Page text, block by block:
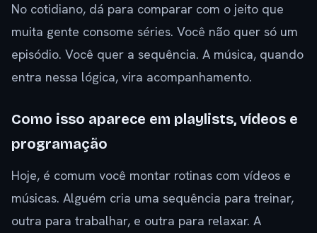
No cotidiano, dá para comparar com o jeito que
muita gente consome séries. Você não quer só um
episódio. Você quer a sequência. A música, quando
entra nessa lógica, vira acompanhamento.
Como isso aparece em playlists, vídeos e
programação
Hoje, é comum você montar rotinas com vídeos e
músicas. Alguém cria uma sequência para treinar,
outra para trabalhar, e outra para relaxar. A